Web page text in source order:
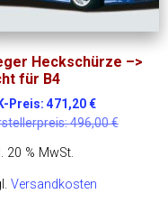
Heckschürze –>
für B4
Preis: 471,20€
496,00€
20 % MwSt.
Versandkosten